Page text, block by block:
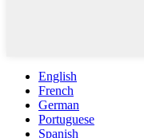
English
French
German
Portuguese
Spanish